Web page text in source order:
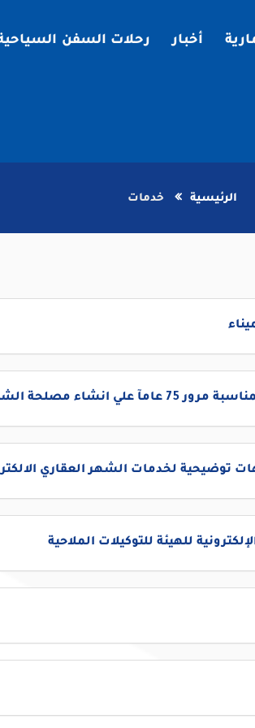
أخبار رحلات السفن
الرئيسية خدمات
مصلحة الشهر العقاري
توضيحية لخدمات الشهر العقاري
للهيئة للتوكيلات الملاحية